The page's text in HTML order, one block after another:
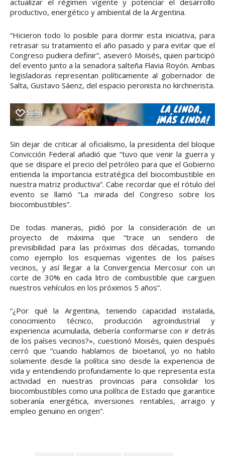
actualizar el régimen vigente y potenciar el desarrollo
productivo, energético y ambiental de la Argentina.
“Hicieron todo lo posible para dormir esta iniciativa, para
retrasar su tratamiento el año pasado y para evitar que el
Congreso pudiera definir”, aseveró Moisés, quien participó
del evento junto a la senadora salteña Flavia Royón. Ambas
legisladoras representan políticamente al gobernador de
Salta, Gustavo Sáenz, del espacio peronista no kirchnerista.
Sin dejar de criticar al oficialismo, la presidenta del bloque
Convicción Federal añadió que “tuvo que venir la guerra y
que se dispare el precio del petróleo para que el Gobierno
entienda la importancia estratégica del biocombustible en
nuestra matriz productiva”. Cabe recordar que el rótulo del
evento se llamó “La mirada del Congreso sobre los
biocombustibles”.
De todas maneras, pidió por la consideración de un
proyecto de máxima que “trace un sendero de
previsibilidad para las próximas dos décadas, tomando
como ejemplo los esquemas vigentes de los países
vecinos, y así llegar a la Convergencia Mercosur con un
corte de 30% en cada litro de combustible que carguen
nuestros vehículos en los próximos 5 años”.
“¿Por qué la Argentina, teniendo capacidad instalada,
conocimiento técnico, producción agroindustrial y
experiencia acumulada, debería conformarse con ir detrás
de los países vecinos?», cuestionó Moisés, quien después
cerró que “cuando hablamos de bioetanol, yo no hablo
solamente desde la política sino desde la experiencia de
vida y entendiendo profundamente lo que representa esta
actividad en nuestras provincias para consolidar los
biocombustibles como una política de Estado que garantice
soberanía energética, inversiones rentables, arraigo y
empleo genuino en origen”.